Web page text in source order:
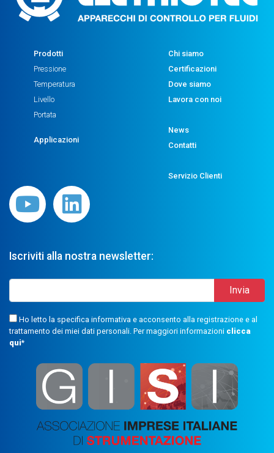
Prodotti
Pressione
Temperatura
Livello
Portata
Applicazioni
Chi siamo
Certificazioni
Dove siamo
Lavora con noi
News
Contatti
Servizio Clienti
Iscriviti alla nostra newsletter:
Ho letto la specifica informativa e acconsento alla registrazione e al
trattamento dei miei dati personali. Per maggiori informazioni clicca
qui*